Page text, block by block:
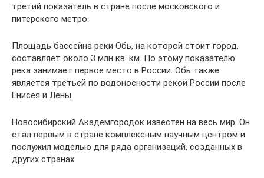
третий показатель в стране после московского и
питерского метро.
Площадь бассейна реки Обь, на которой стоит город,
составляет около 3 млн кв. км. По этому показателю
река занимает первое место в России. Обь также
является третьей по водоносности рекой России после
Енисея и Лены.
Новосибирский Академгородок известен на весь мир. Он
стал первым в стране комплексным научным центром и
послужил моделью для ряда организаций, созданных в
других странах.